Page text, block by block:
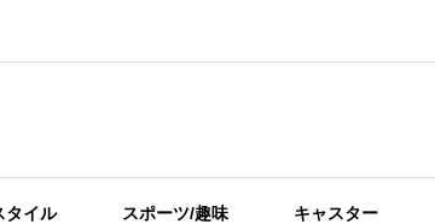
タイル スポーツ/趣味 キャスター